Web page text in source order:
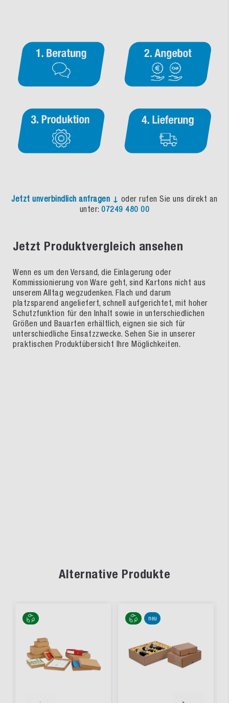
Jetzt unverbindlich anfragen ↓ oder rufen Sie uns direkt an
unter:07249 480 00
Jetzt Produktvergleich ansehen
Wenn es um den Versand, die Einlagerung oder
Kommissionierung von Ware geht, sind Kartons nicht aus
unserem Alltag wegzudenken. Flach und darum
platzsparend angeliefert, schnell aufgerichtet, mit hoher
Schutzfunktion für den Inhalt sowie in unterschiedlichen
Größen und Bauarten erhältlich, eignen sie sich für
unterschiedliche Einsatzzwecke. Sehen Sie in unserer
praktischen Produktübersicht Ihre Möglichkeiten.
Alternative Produkte
neu